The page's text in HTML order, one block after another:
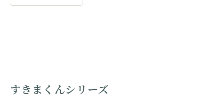
すきまくんシリーズ